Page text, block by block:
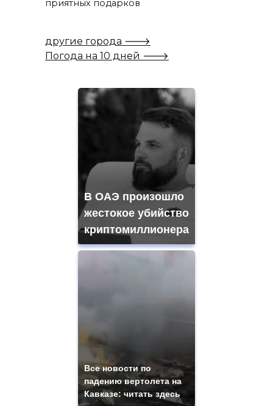
приятных подарков
другие города 🡒
Погода на 10 дней 🡒
В ОАЭ произошло
жестокое убийство
криптомиллионера
Все новости по
падению вертолета на
Кавказе: читать здесь